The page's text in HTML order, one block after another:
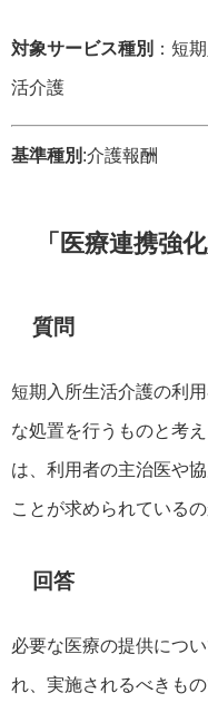
対象サービス種別 ：短
活介護
基準種別 :介護報酬
「医療連携強化
質問
短期入所生活介護の利
な処置を行うものと考
は、利用者の主治医や
ことが求められているの
回答
必要な医療の提供につ
れ、実施されるべきも